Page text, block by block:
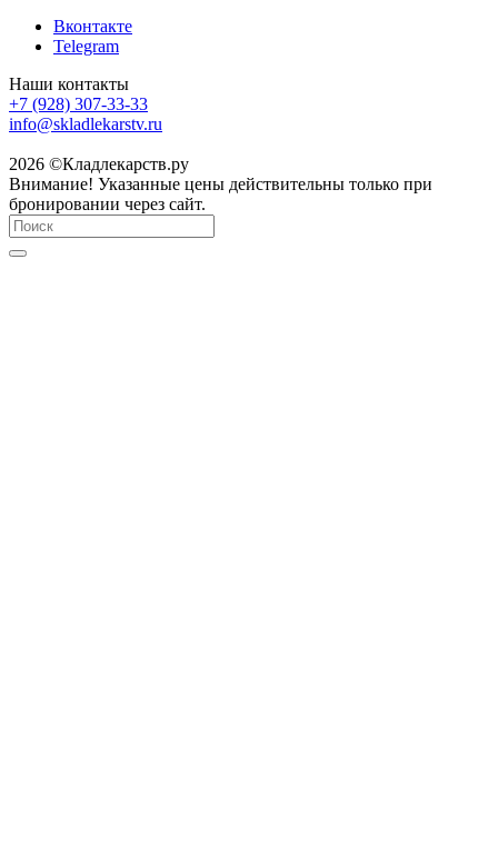
Вконтакте
Telegram
Наши контакты
+7 (928) 307-33-33
info@skladlekarstv.ru
2026 ©Кладлекарств.ру
Внимание! Указанные цены действительны только при
бронировании через сайт.